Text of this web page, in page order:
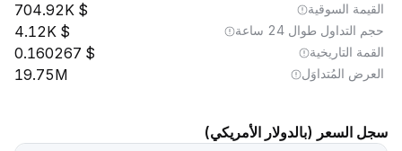
القيمة السوقية 704.92K
حجم التداول طوال 24 ساعة 4.12K
القمة التاريخية 0.160267
العرض المُتداوَل 19.75M
سجل السعر (بالدولار الأمريكي)